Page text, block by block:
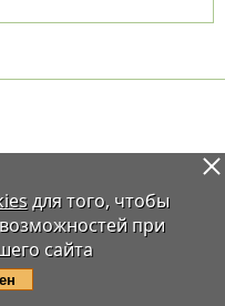
для того, чтобы
при
сайта